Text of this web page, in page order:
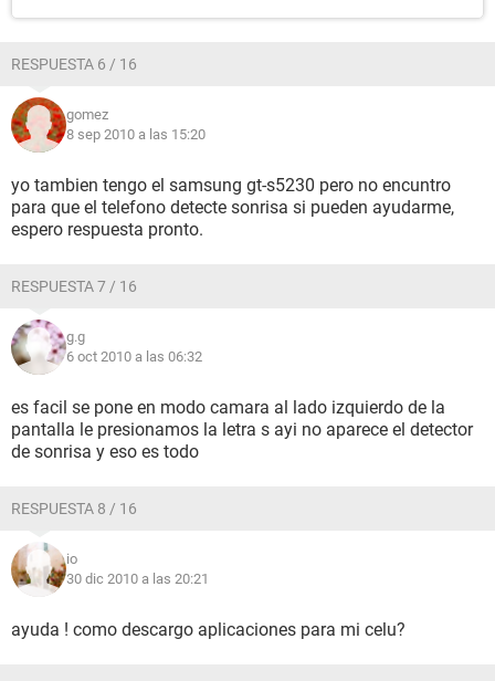
RESPUESTA 6 / 16
gomez
8 sep 2010 a las 15:20
yo tambien tengo el samsung gt-s5230 pero no encuntro
para que el telefono detecte sonrisa si pueden ayudarme,
espero respuesta pronto.
RESPUESTA 7 / 16
g.g
6 oct 2010 a las 06:32
es facil se pone en modo camara al lado izquierdo de la
pantalla le presionamos la letra s ayi no aparece el detector
de sonrisa y eso es todo
RESPUESTA 8 / 16
io
30 dic 2010 a las 20:21
ayuda ! como descargo aplicaciones para mi celu?